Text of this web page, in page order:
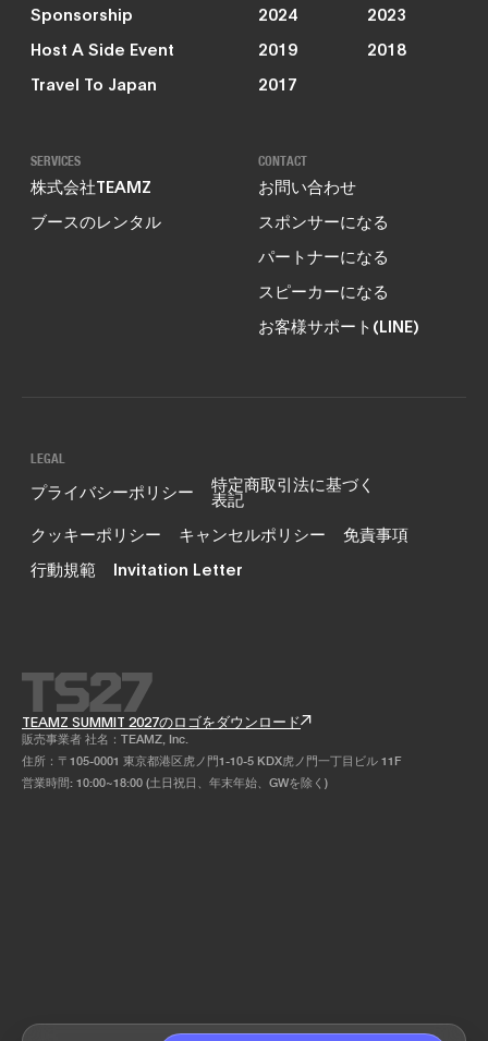
Sponsorship
Host A Side Event
Travel To Japan
2024
2023
2019
2018
2017
SERVICES
株式会社TEAMZ
ブースのレンタル
CONTACT
お問い合わせ
スポンサーになる
パートナーになる
スピーカーになる
お客様サポート(LINE)
LEGAL
プライバシーポリシー 特定商取引法に基づく
表記
クッキーポリシー
キャンセルポリシー
免責事項
行動規範
Invitation Letter
TEAMZ SUMMIT 2027のロゴをダウンロード
販売事業者 社名：TEAMZ, Inc.
住所：〒105-0001 東京都港区虎ノ門1-10-5 KDX虎ノ門一丁目ビル 11F
営業時間: 10:00~18:00 (土日祝日、年末年始、GWを除く)